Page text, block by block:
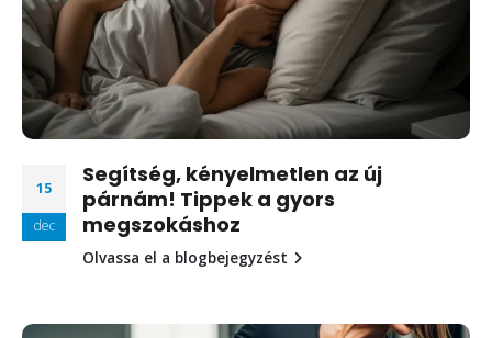
15
dec
Segítség, kényelmetlen az új
párnám! Tippek a gyors
megszokáshoz
Olvassa el a blogbejegyzést